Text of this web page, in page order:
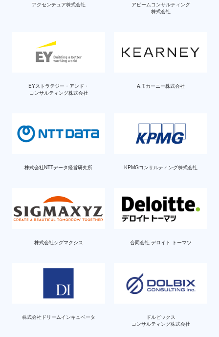
アクセンチュア株式会社
アビームコンサルティング
株式会社
EYストラテジー・アンド・
コンサルティング株式会社
A.T.カーニー株式会社
株式会社NTTデータ経営研究所 KPMGコンサルティング株式会社
株式会社シグマクシス 合同会社 デロイト トーマツ
株式会社ドリームインキュベータ
ドルビックス
コンサルティング株式会社